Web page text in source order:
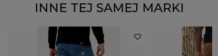
INNE TEJ SAMEJ MARKI